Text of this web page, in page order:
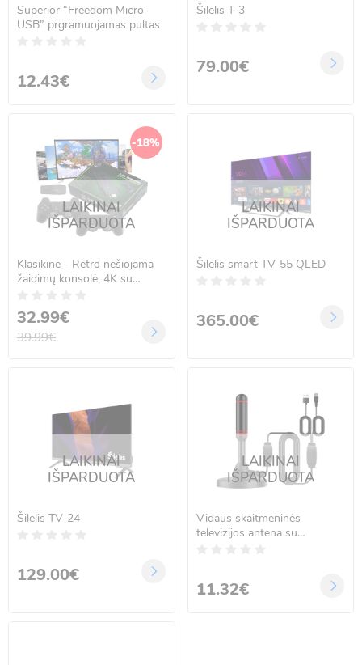
Superior “Freedom Micro-
USB” prgramuojamas pultas
12.43€
Šilelis T-3
79.00€
-18%
LAIKINAI
IŠPARDUOTA
Klasikinė - Retro nešiojama
žaidimų konsolė, 4K su
pultais
32.99€
39.99€
LAIKINAI
IŠPARDUOTA
Šilelis smart TV-55 QLED
365.00€
LAIKINAI
IŠPARDUOTA
Šilelis TV-24
129.00€
LAIKINAI
IŠPARDUOTA
Vidaus skaitmeninės
televizijos antena su
11.32€